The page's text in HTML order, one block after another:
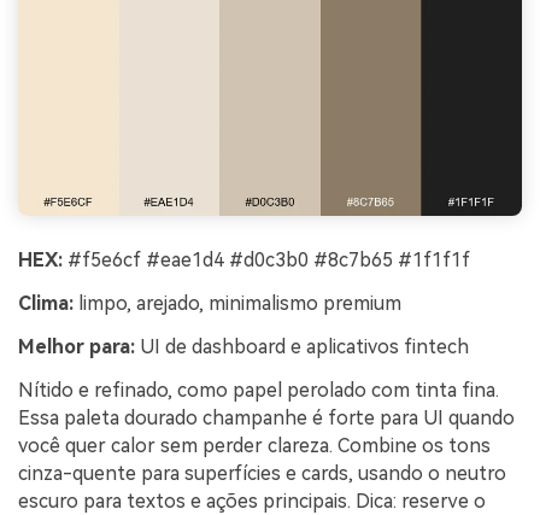
HEX: #f5e6cf #eae1d4 #d0c3b0 #8c7b65 #1f1f1f
Clima: limpo, arejado, minimalismo premium
Melhor para: UI de dashboard e aplicativos fintech
Nítido e refinado, como papel perolado com tinta fina.
Essa paleta dourado champanhe é forte para UI quando
você quer calor sem perder clareza. Combine os tons
cinza-quente para superfícies e cards, usando o neutro
escuro para textos e ações principais. Dica: reserve o